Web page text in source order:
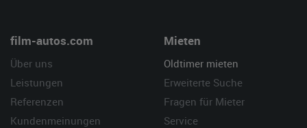
film-autos.com
Über uns
Leistungen
Referenzen
Kundenmeinungen
Mieten
Oldtimer mieten
Erweiterte Suche
Fragen für Mieter
Service